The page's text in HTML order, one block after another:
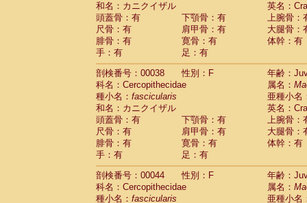
Cercopithecidae Macaca nigra(0)
CercopithecidaeMacaca radiata(27)
CercopithecidaeMacaca silenus(0)
CercopithecidaeMacaca sinica (1)
CercopithecidaeMacaca sylvanus
CercopithecidaeMacaca thibetana (0)
Cercopithecidae Macaca tonkeana (0)
Cercopithecidae hybrid(1)
Cercopithecidae (0)
CercopithecidaeAllenopithecus
CercopithecidaeCercopithecus
CercopithecidaeCercopithecus
CercopithecidaeCercopithecus
CercopithecidaeCercopithecus diana
CercopithecidaeCercopithecus
Cercopithecidae
Cercopithecus
和名：カニクイザル
英名：
頭蓋骨：有
下顎骨：有
上腕骨：
尺骨：有
肩甲骨：有
大腿骨：
腓骨：有
寛骨：有
体幹：有
手：有
足：有
剖検番号：00038
性別：F
年齢：
科名：Cercopithecidae
属名：
種小名： fascicularis
亜種小名
和名：カニクイザル
英名：
頭蓋骨：有
下顎骨：有
上腕骨：
尺骨：有
肩甲骨：有
大腿骨：
腓骨：有
寛骨：有
体幹：有
手：有
足：有
剖検番号：00044
性別：F
年齢：
科名：Cercopithecidae
属名：
種小名： fascicularis
亜種小名